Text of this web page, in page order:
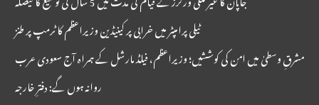
ٹیلی پرامپٹر میں خرابی پر کینیڈین وزیراعظم کا ٹرمپ پر طنز
مشرقِ وسطیٰ میں امن کی کوششیں؛ وزیراعظم، فیلڈ مارشل کے ہمراہ آج سعودی عرب
روانہ ہوں گے: دفترِ خارجہ